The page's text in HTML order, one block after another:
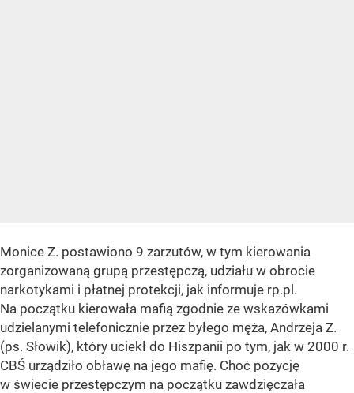
Monice Z. postawiono 9 zarzutów, w tym kierowania
zorganizowaną grupą przestępczą, udziału w obrocie
narkotykami i płatnej protekcji, jak informuje rp.pl.
Na początku kierowała mafią zgodnie ze wskazówkami
udzielanymi telefonicznie przez byłego męża, Andrzeja Z.
(ps. Słowik), który uciekł do Hiszpanii po tym, jak w 2000 r.
CBŚ urządziło obławę na jego mafię. Choć pozycję
w świecie przestępczym na początku zawdzięczała